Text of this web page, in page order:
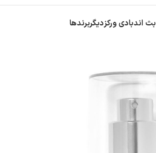
بث اندبادی ورکزدیگربرندها